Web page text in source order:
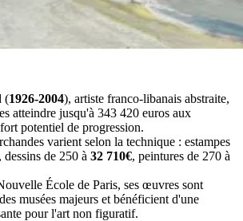
(1926-2004), artiste franco-libanais abstraite,
atteindre jusqu'à 343 420 euros aux
potentiel de progression.
varient selon la technique : estampes
, dessins de 250 à 32 710€, peintures de 270 à
École de Paris, ses œuvres sont
musées majeurs et bénéficient d'une
pour l'art non figuratif.